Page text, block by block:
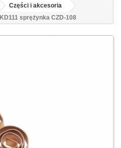
Części i akcesoria
KD111 sprężynka CZD-108